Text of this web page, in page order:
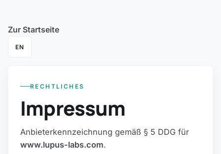
Zur Startseite
EN
RECHTLICHES
Impressum
Anbieterkennzeichnung gemäß § 5 DDG für
www.lupus-labs.com.